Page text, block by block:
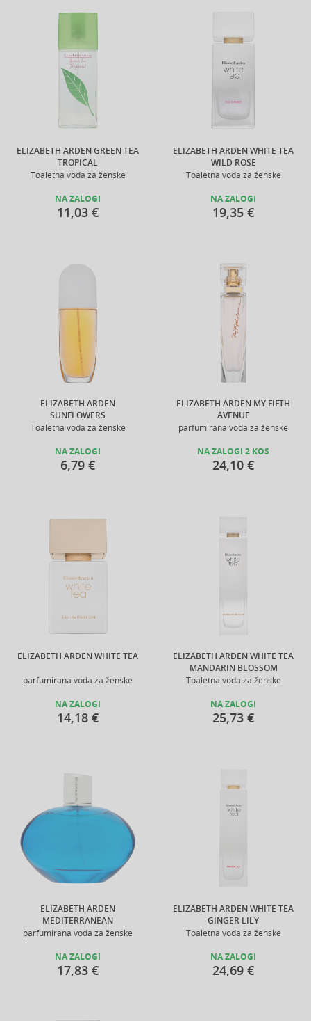
ELIZABETH ARDEN GREEN TEA
TROPICAL
Toaletna voda za ženske
NA ZALOGI
11,03 €
ELIZABETH ARDEN WHITE TEA
WILD ROSE
Toaletna voda za ženske
NA ZALOGI
19,35 €
ELIZABETH ARDEN
SUNFLOWERS
Toaletna voda za ženske
NA ZALOGI
6,79 €
ELIZABETH ARDEN MY FIFTH
AVENUE
parfumirana voda za ženske
NA ZALOGI 2 KOS
24,10 €
ELIZABETH ARDEN WHITE TEA
parfumirana voda za ženske
NA ZALOGI
14,18 €
ELIZABETH ARDEN WHITE TEA
MANDARIN BLOSSOM
Toaletna voda za ženske
NA ZALOGI
25,73 €
ELIZABETH ARDEN
MEDITERRANEAN
parfumirana voda za ženske
NA ZALOGI
17,83 €
ELIZABETH ARDEN WHITE TEA
GINGER LILY
Toaletna voda za ženske
NA ZALOGI
24,69 €